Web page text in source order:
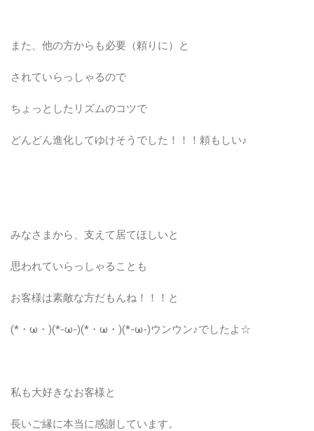
また、他の方からも必要（頼りに）と
されていらっしゃるので
ちょっとしたリズムのコツで
どんどん進化してゆけそうでした！！！頼もしい♪
みなさまから、支えて居てほしいと
思われていらっしゃることも
お客様は素敵な方だもんね！！！と
(*・ω・)(*-ω-)(*・ω・)(*-ω-)ウンウン♪でしたよ☆
私も大好きなお客様と
長いご縁に本当に感謝しています。